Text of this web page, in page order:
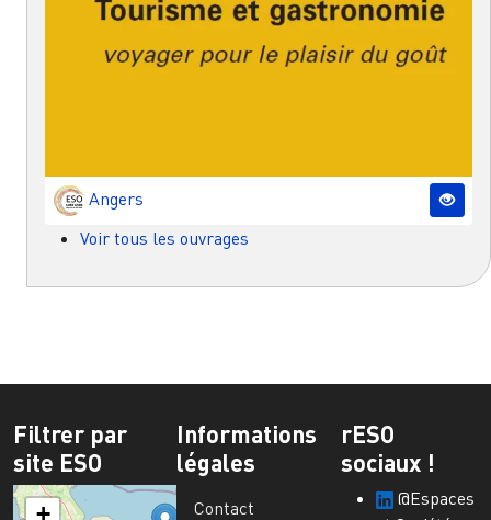
Angers
Voir tous les ouvrages
Filtrer par
site ESO
+
Informations
légales
Contact
rESO
sociaux !
@Espaces